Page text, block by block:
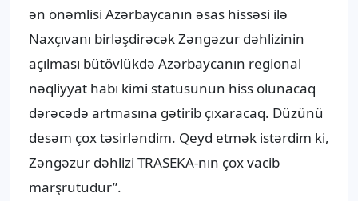
ən önəmlisi Azərbaycanın əsas hissəsi ilə
Naxçıvanı birləşdirəcək Zəngəzur dəhlizinin
açılması bütövlükdə Azərbaycanın regional
nəqliyyat habı kimi statusunun hiss olunacaq
dərəcədə artmasına gətirib çıxaracaq. Düzünü
desəm çox təsirləndim. Qeyd etmək istərdim ki,
Zəngəzur dəhlizi TRASEKA-nın çox vacib
marşrutudur”.